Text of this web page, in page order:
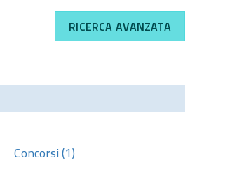
RICERCA AVANZATA
Concorsi (1)